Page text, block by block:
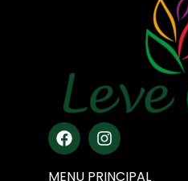
MENU PRINCIPAL